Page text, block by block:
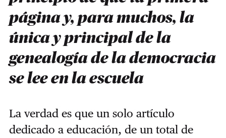
página y, para muchos, la
única y principal de la
genealogía de la democracia
se lee en la escuela
La verdad es que un solo artículo
dedicado a educación, de un total de